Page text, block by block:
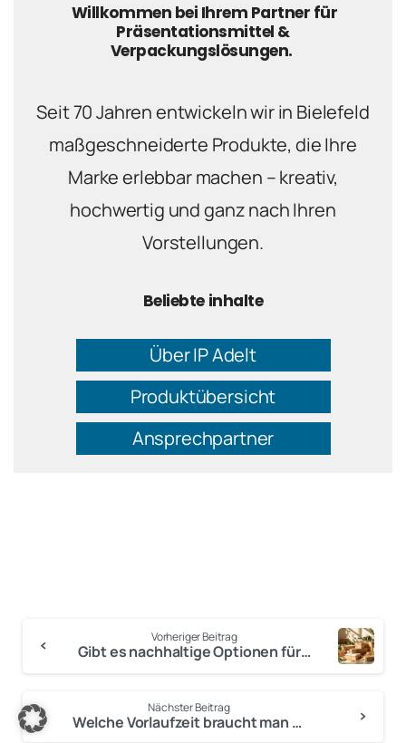
Willkommen bei Ihrem Partner für
Präsentationsmittel &
Verpackungslösungen.
Seit 70 Jahren entwickeln wir in Bielefeld
maßgeschneiderte Produkte, die Ihre
Marke erlebbar machen – kreativ,
hochwertig und ganz nach Ihren
Vorstellungen.
Beliebte inhalte
Über IP Adelt
Produktübersicht
Ansprechpartner
Vorheriger Beitrag
Gibt es nachhaltige Optionen für hochwertige Verpackungen?
Nächster Beitrag
Welche Vorlaufzeit braucht man für Collector’s Edition Boxen?
Anmelden